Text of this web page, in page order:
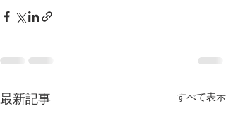
最新記事 すべて表示